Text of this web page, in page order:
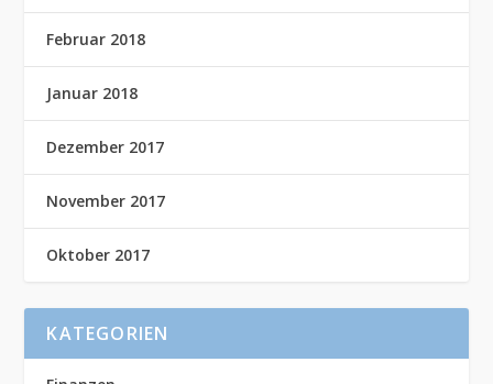
Februar 2018
Januar 2018
Dezember 2017
November 2017
Oktober 2017
KATEGORIEN